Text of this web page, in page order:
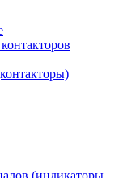
(индикаторы,